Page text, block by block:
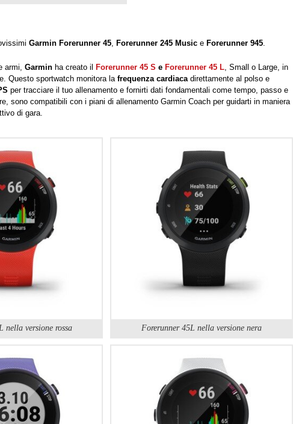
Garmin Forerunner 45 Forerunner 245 Music e Forerunner 945
armi, Garmin ha creato il Forerunner 45 S e Forerunner 45 L , Small o Large, in
Questo sportwatch monitora la frequenza cardiaca direttamente al polso e
per tracciare il tuo allenamento e fornirti dati fondamentali come tempo, passo e
sono compatibili con i piani di allenamento Garmin Coach per guidarti in maniera
di gara.
nella versione rossa Forerunner 45L nella versione nera